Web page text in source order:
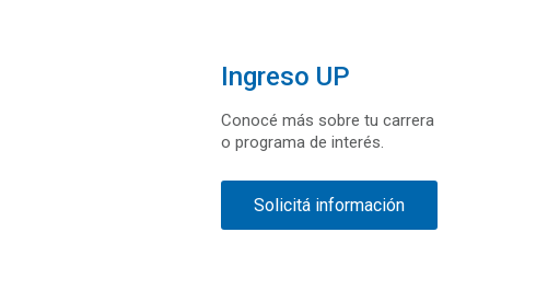
Ingreso UP
Conocé más sobre tu carrera
o programa de interés.
Solicitá información